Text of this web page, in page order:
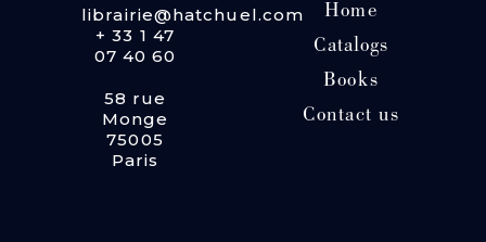
librairie@hatchuel.com
+ 33 1 47
07 40 60
58 rue
Monge
75005
Paris
Home
Catalogs
Books
Contact us